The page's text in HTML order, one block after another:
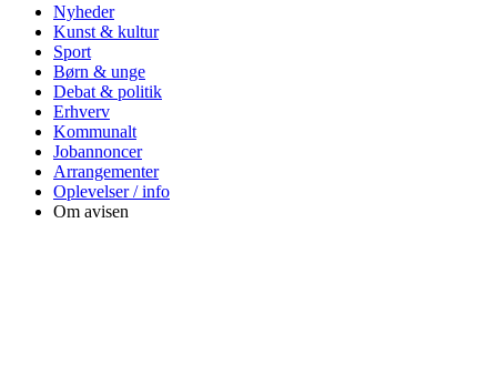
Nyheder
Kunst & kultur
Sport
Børn & unge
Debat & politik
Erhverv
Kommunalt
Jobannoncer
Arrangementer
Oplevelser / info
Om avisen